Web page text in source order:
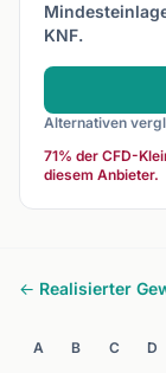
KNF.
Alternativen
71% der CFD-
diesem Anbieter.
← Realisierter
A B C D